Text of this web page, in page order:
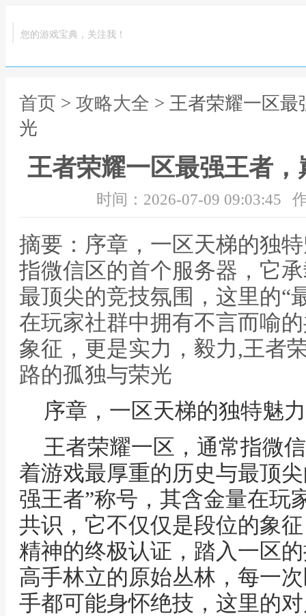
您的游戏宝典，关注我！
首页 > 攻略大全 > 王者荣耀一区
光
王者荣耀一区最强王者
时间：2026-07-09 09:03:45
摘要：序章，一区天梯的独
指微信区的首个服务器，它
最顶尖的竞技氛围，这里的“
在玩家社群中拥有不言而喻
象征，更是实力，毅力,王者
路的孤独与荣光
序章，一区天梯的独特魅力
王者荣耀一区，通常指微
着游戏最厚重的历史与最顶
强王者”称号，其含金量在玩
共识，它不仅仅是段位的象
精神的终极认证，踏入一区
高手林立的原始丛林，每一
手都可能身怀绝技，这里的